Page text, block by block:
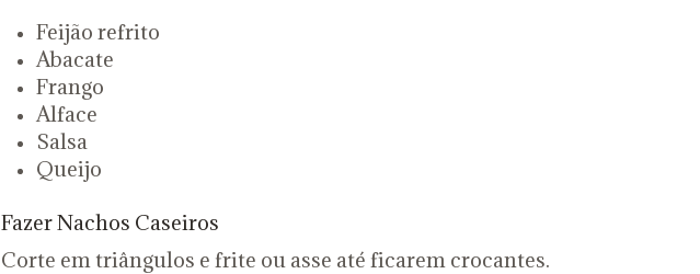
Feijão refrito
Abacate
Frango
Alface
Salsa
Queijo
Fazer Nachos Caseiros
Corte em triângulos e frite ou asse até ficarem crocantes.